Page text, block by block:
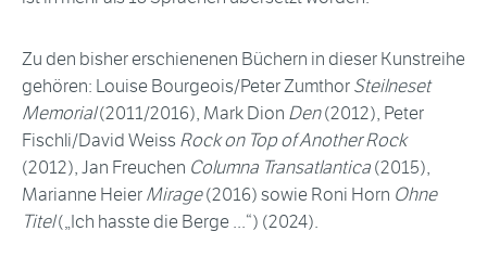
Zu den bisher erschienenen Büchern in dieser Kunstreihe
gehören: Louise Bourgeois/Peter ZumthorSteilneset
Memorial(2011/2016), Mark Dion Den(2012), Peter
Fischli/David Weiss Rock on Top of Another Rock
(2012), Jan Freuchen Columna Transatlantica(2015),
Marianne HeierMirage(2016) sowie Roni Horn Ohne
Titel(„Ich hasste die Berge ...“) (2024).